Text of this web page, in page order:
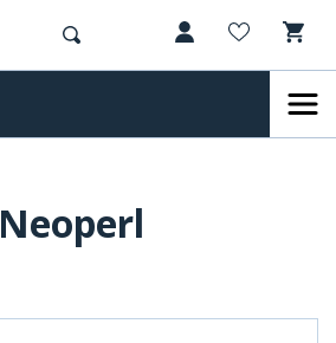
Neoperl